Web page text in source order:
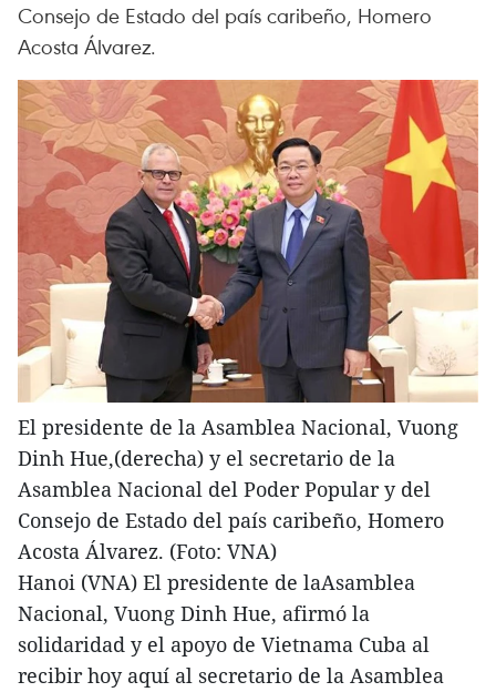
Consejo de Estado del país caribeño, Homero
Acosta Álvarez.
El presidente de la Asamblea Nacional, Vuong
Dinh Hue,(derecha) y el secretario de la
Asamblea Nacional del Poder Popular y del
Consejo de Estado del país caribeño, Homero
Acosta Álvarez. (Foto: VNA)
Hanoi (VNA) El presidente de laAsamblea
Nacional, Vuong Dinh Hue, afirmó la
solidaridad y el apoyo de Vietnama Cuba al
recibir hoy aquí al secretario de la Asamblea